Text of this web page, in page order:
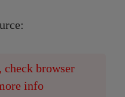
:
check browser
info